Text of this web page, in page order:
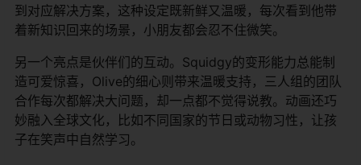
到对应解决方案，这种设定既新鲜又温暖，每次看到他带
着新知识回来的场景，小朋友都会忍不住微笑。
另一个亮点是伙伴们的互动。Squidgy的变形能力总能制
造可爱惊喜，Olive的细心则带来温暖支持，三人组的团队
合作每次都解决大问题，却一点都不觉得说教。动画还巧
妙融入全球文化，比如不同国家的节日或动物习性，让孩
子在笑声中自然学习。